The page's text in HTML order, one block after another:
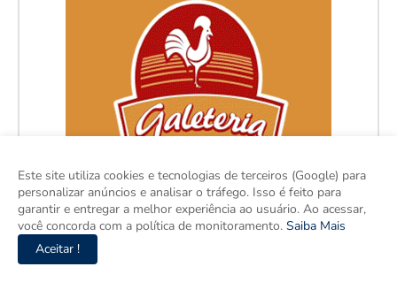
Este site utiliza cookies e tecnologias de terceiros (Google) para
personalizar anúncios e analisar o tráfego. Isso é feito para
garantir e entregar a melhor experiência ao usuário. Ao acessar,
você concorda com a política de monitoramento. Saiba Mais
Aceitar !